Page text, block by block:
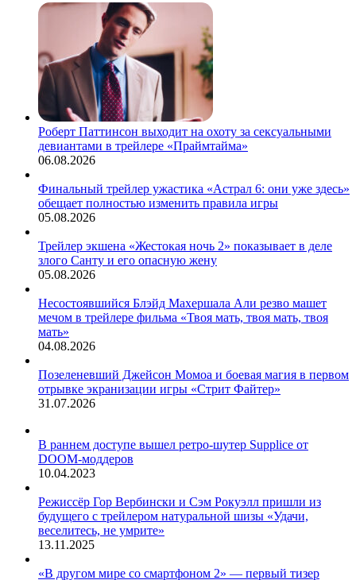
Роберт Паттинсон выходит на охоту за сексуальными
девиантами в трейлере «Праймтайма»
06.08.2026
Финальный трейлер ужастика «Астрал 6: они уже здесь»
обещает полностью изменить правила игры
05.08.2026
Трейлер экшена «Жестокая ночь 2» показывает в деле
злого Санту и его опасную жену
05.08.2026
Несостоявшийся Блэйд Махершала Али резво машет
мечом в трейлере фильма «Твоя мать, твоя мать, твоя
мать»
04.08.2026
Позеленевший Джейсон Момоа и боевая магия в первом
отрывке экранизации игры «Стрит Файтер»
31.07.2026
В раннем доступе вышел ретро-шутер Supplice от
DOOM-моддеров
10.04.2023
Режиссёр Гор Вербински и Сэм Рокуэлл пришли из
будущего с трейлером натуральной шизы «Удачи,
веселитесь, не умрите»
13.11.2025
«В другом мире со смартфоном 2» — первый тизер